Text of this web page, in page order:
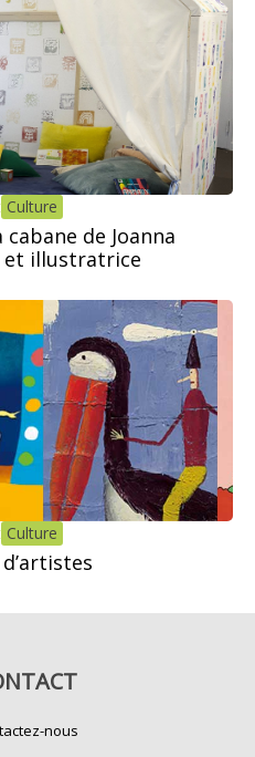
Culture
cabane de Joanna
et illustratrice
Culture
nous